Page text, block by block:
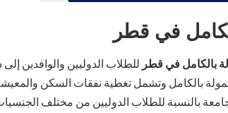
في قطر
بالكامل في قطر للطلاب الدوليين والوافدين إلى
بالكامل وتشمل تغطية نفقات السكن
بالنسبة للطلاب الدوليين من مختلف